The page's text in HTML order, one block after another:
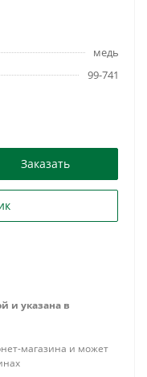
медь
99-741
Заказать
и указана в
магазина и может